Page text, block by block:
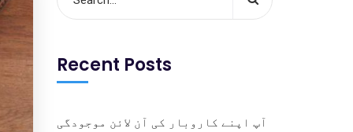
Recent Posts
آپ اپنے کاروبار کی آن لائن موجودگی